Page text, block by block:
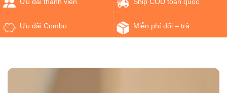
Ưu đãi Combo Miễn phí đổi – trả